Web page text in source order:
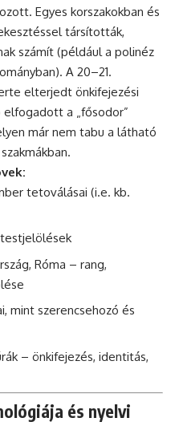
Egyes korszakokban és
társították,
számít (például a polinéz
A 20–21.
elterjedt önkifejezési
elfogadott a „fősodor”
már nem tabu a látható
tetoválásai (i.e. kb.
Róma – rang,
mint szerencsehozó és
– önkifejezés, identitás,
és nyelvi